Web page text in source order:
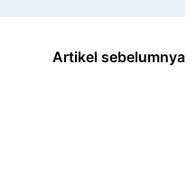
Artikel sebelumnya